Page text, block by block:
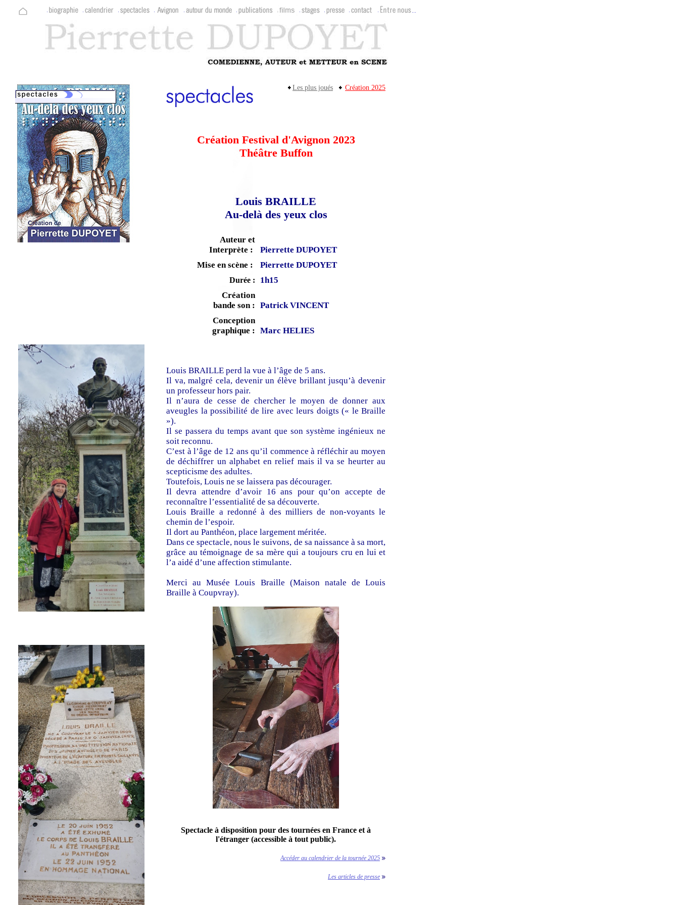
Les plus joués Création 2025
Création Festival d'Avignon 2023
Théâtre Buffon
Louis BRAILLE
Au-delà des yeux clos
Auteur et
Interprète :
Pierrette DUPOYET
Mise en scène :
Pierrette DUPOYET
Durée :
1h15
Création
bande son : Patrick VINCENT
Conception
graphique : Marc HELIES
Louis BRAILLE perd la vue à l’âge de 5 ans.
Il va, malgré cela, devenir un élève brillant jusqu’à devenir
un professeur hors pair.
Il n’aura de cesse de chercher le moyen de donner aux
aveugles la possibilité de lire avec leurs doigts (« le Braille
»).
Il se passera du temps avant que son système ingénieux ne
soit reconnu.
C’est à l’âge de 12 ans qu’il commence à réfléchir au moyen
de déchiffrer un alphabet en relief mais il va se heurter au
scepticisme des adultes.
Toutefois, Louis ne se laissera pas décourager.
Il devra attendre d’avoir 16 ans pour qu’on accepte de
reconnaître l’essentialité de sa découverte.
Louis Braille a redonné à des milliers de non-voyants le
chemin de l’espoir.
Il dort au Panthéon, place largement méritée.
Dans ce spectacle, nous le suivons, de sa naissance à sa mort,
grâce au témoignage de sa mère qui a toujours cru en lui et
l’a aidé d’une affection stimulante.
Merci au Musée Louis Braille (Maison natale de Louis
Braille à Coupvray).
Spectacle à disposition pour des tournées en France et à
l'étranger (accessible à tout public).
Accéder au calendrier de la tournée 2025
Les articles de presse